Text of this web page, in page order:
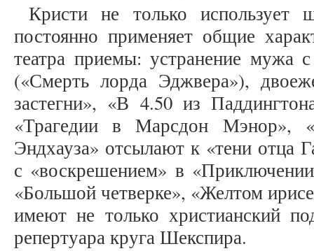
Кристи не только использует
постоянно применяет общие
театра приемы: устранение мужа
(«Смерть лорда Эджвера»),
застегни», «В 4.50 из
«Трагедии в Марсдон Мэнор»,
Эндхауза» отсылают к «тени отца
с «воскрешением» в
«Большой четверке», «Желтом
имеют не только христианский
репертуара круга Шекспира.